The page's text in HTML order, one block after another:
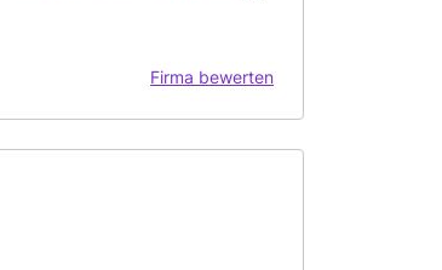
Firma bewerten